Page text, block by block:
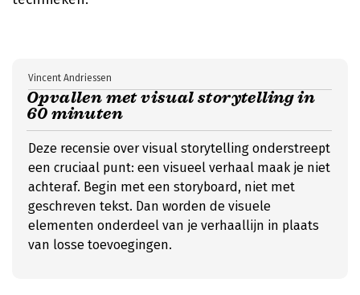
Opvallen met visual storytelling in
60 minuten
Vincent Andriessen
Deze recensie over visual storytelling onderstreept
een cruciaal punt: een visueel verhaal maak je niet
achteraf. Begin met een storyboard, niet met
geschreven tekst. Dan worden de visuele
elementen onderdeel van je verhaallijn in plaats
van losse toevoegingen.